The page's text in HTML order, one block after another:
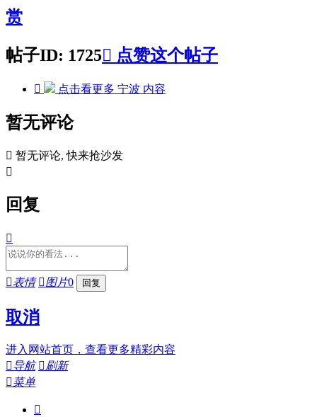
赏
帖子ID: 1725 点赞这个帖子
 点击看更多 宁波 内容
暂无评论
 暂无评论, 快来抢沙发

回复

表情 图片0
取消
进入网站首页，查看更多精彩内容
导航 刷新
菜单
